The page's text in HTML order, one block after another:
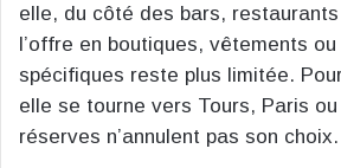
elle, du côté des bars,
l’offre en boutiques, vêtements
spécifiques reste plus limitée.
elle se tourne vers Tours, Paris
réserves n’annulent pas son choix.